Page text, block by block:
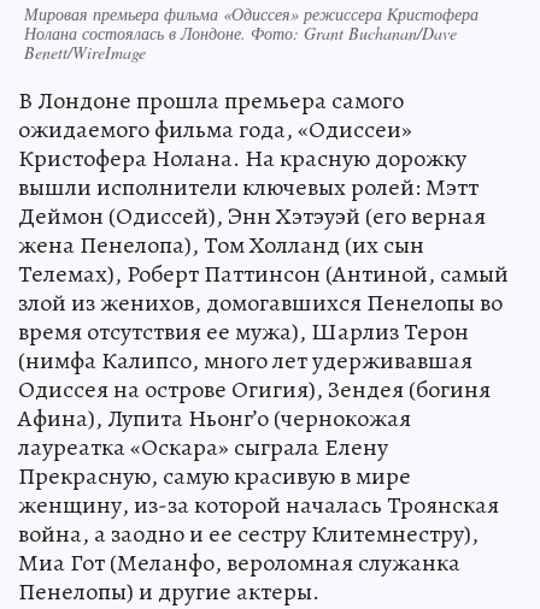
Мировая премьера фильма «Одиссея» режиссера Кристофера
Нолана состоялась в Лондоне. Фото: Grant Buchanan/Dave
Benett/WireImage
В Лондоне прошла премьера самого
ожидаемого фильма года, «Одиссеи»
Кристофера Нолана. На красную дорожку
вышли исполнители ключевых ролей: Мэтт
Деймон (Одиссей), Энн Хэтэуэй (его верная
жена Пенелопа), Том Холланд (их сын
Телемах), Роберт Паттинсон (Антиной, самый
злой из женихов, домогавшихся Пенелопы во
время отсутствия ее мужа), Шарлиз Терон
(нимфа Калипсо, много лет удерживавшая
Одиссея на острове Огигия), Зендея (богиня
Афина), Лупита Ньонг’о (чернокожая
лауреатка «Оскара» сыграла Елену
Прекрасную, самую красивую в мире
женщину, из-за которой началась Троянская
война, а заодно и ее сестру Клитемнестру),
Миа Гот (Меланфо, вероломная служанка
Пенелопы) и другие актеры.